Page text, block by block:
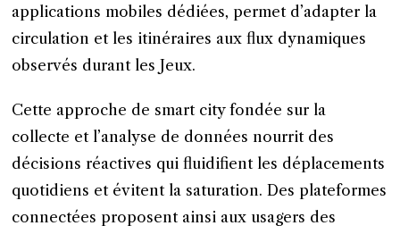
applications mobiles dédiées, permet d’adapter la
circulation et les itinéraires aux flux dynamiques
observés durant les Jeux.
Cette approche de smart city fondée sur la
collecte et l’analyse de données nourrit des
décisions réactives qui fluidifient les déplacements
quotidiens et évitent la saturation. Des plateformes
connectées proposent ainsi aux usagers des